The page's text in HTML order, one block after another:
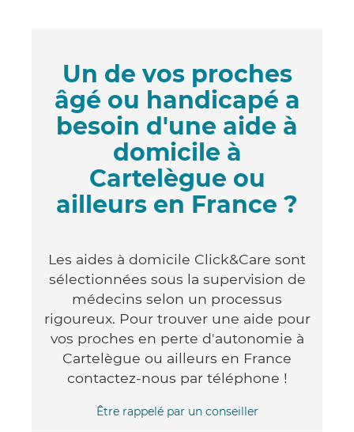
Un de vos proches
âgé ou handicapé a
besoin d'une aide à
domicile à
Cartelègue ou
ailleurs en France ?
Les aides à domicile Click&Care sont
sélectionnées sous la supervision de
médecins selon un processus
rigoureux. Pour trouver une aide pour
vos proches en perte d'autonomie à
Cartelègue ou ailleurs en France
contactez-nous par téléphone !
Être rappelé par un conseiller